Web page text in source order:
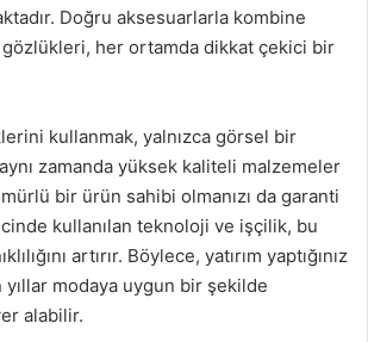
Doğru aksesuarlarla kombine
her ortamda dikkat çekici bir
kullanmak, yalnızca görsel bir
zamanda yüksek kaliteli malzemeler
bir ürün sahibi olmanızı da garanti
kullanılan teknoloji ve işçilik, bu
artırır. Böylece, yatırım yaptığınız
modaya uygun bir şekilde
alabilir.